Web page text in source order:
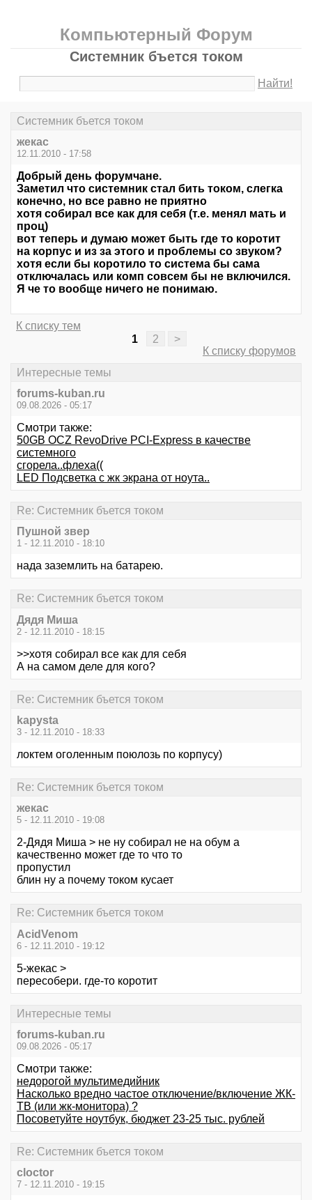
Компьютерный Форум
Системник бъется током
Найти!
Системник бъется током
жекас
12.11.2010 - 17:58
Добрый день форумчане.
Заметил что системник стал бить током, слегка
конечно, но все равно не приятно
хотя собирал все как для себя (т.е. менял мать и
проц)
вот теперь и думаю может быть где то коротит
на корпус и из за этого и проблемы со звуком?
хотя если бы коротило то система бы сама
отключалась или комп совсем бы не включился.
Я че то вообще ничего не понимаю.
К списку тем
1
2
>
К списку форумов
Интересные темы
forums-kuban.ru
09.08.2026 - 05:17
Смотри также:
50GB OCZ RevoDrive PCI-Express в качестве
системного
сгорела..флеха((
LED Подсветка с жк экрана от ноута..
Re: Системник бъется током
Пушной звер
1 - 12.11.2010 - 18:10
нада заземлить на батарею.
Re: Системник бъется током
Дядя Миша
2 - 12.11.2010 - 18:15
>>хотя собирал все как для себя
А на самом деле для кого?
Re: Системник бъется током
kapysta
3 - 12.11.2010 - 18:33
локтем оголенным поюлозь по корпусу)
Re: Системник бъется током
жекас
5 - 12.11.2010 - 19:08
2-Дядя Миша > не ну собирал не на обум а
качественно может где то что то
пропустил
блин ну а почему током кусает
Re: Системник бъется током
AcidVenom
6 - 12.11.2010 - 19:12
5-жекас >
пересобери. где-то коротит
Интересные темы
forums-kuban.ru
09.08.2026 - 05:17
Смотри также:
недорогой мультимедийник
Насколько вредно частое отключение/включение ЖК-
ТВ (или жк-монитора) ?
Посоветуйте ноутбук, бюджет 23-25 тыс. рублей
Re: Системник бъется током
cloctor
7 - 12.11.2010 - 19:15